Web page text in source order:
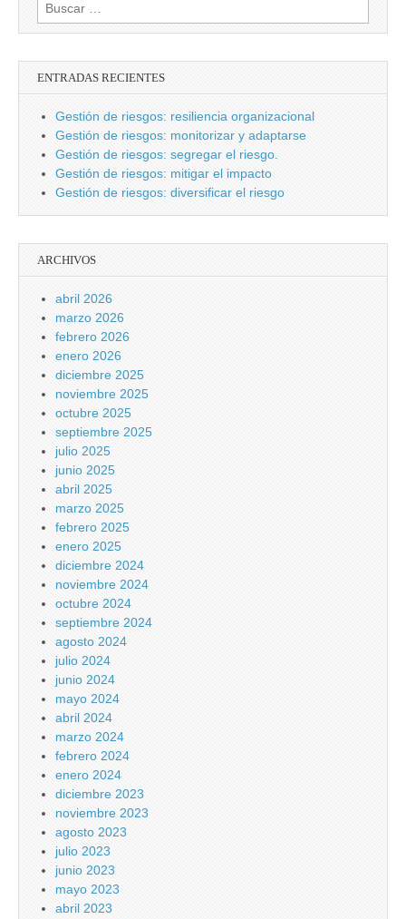
ENTRADAS RECIENTES
Gestión de riesgos: resiliencia organizacional
Gestión de riesgos: monitorizar y adaptarse
Gestión de riesgos: segregar el riesgo.
Gestión de riesgos: mitigar el impacto
Gestión de riesgos: diversificar el riesgo
ARCHIVOS
abril 2026
marzo 2026
febrero 2026
enero 2026
diciembre 2025
noviembre 2025
octubre 2025
septiembre 2025
julio 2025
junio 2025
abril 2025
marzo 2025
febrero 2025
enero 2025
diciembre 2024
noviembre 2024
octubre 2024
septiembre 2024
agosto 2024
julio 2024
junio 2024
mayo 2024
abril 2024
marzo 2024
febrero 2024
enero 2024
diciembre 2023
noviembre 2023
agosto 2023
julio 2023
junio 2023
mayo 2023
abril 2023